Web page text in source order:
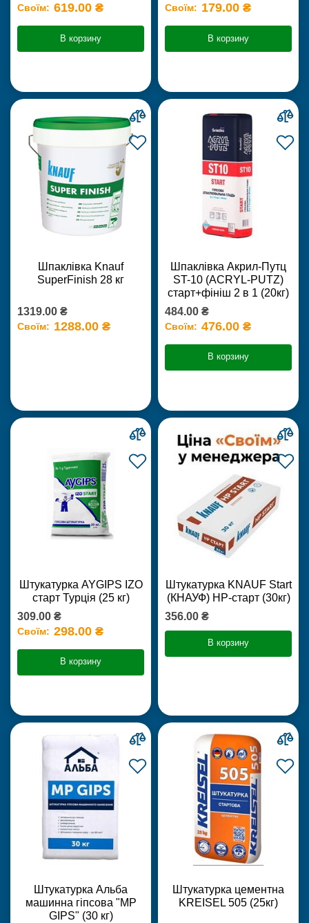
Своїм: 619.00 ₴
В корзину
Своїм: 179.00 ₴
В корзину
Шпаклівка Knauf
SuperFinish 28 кг
1319.00 ₴
Своїм: 1288.00 ₴
Шпаклівка Акрил-Путц
ST-10 (ACRYL-PUTZ)
старт+фініш 2 в 1 (20кг)
484.00 ₴
Своїм: 476.00 ₴
В корзину
Штукатурка AYGIPS IZO
старт Турція (25 кг)
309.00 ₴
Своїм: 298.00 ₴
В корзину
Штукатурка KNAUF Start
(КНАУФ) НР-старт (30кг)
356.00 ₴
В корзину
Штукатурка Альба
машинна гіпсова "MP
GIPS" (30 кг)
Штукатурка цементна
KREISEL 505 (25кг)